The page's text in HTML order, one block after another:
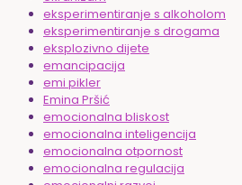
eksperimentiranje s alkoholom
eksperimentiranje s drogama
eksplozivno dijete
emancipacija
emi pikler
Emina Pršić
emocionalna bliskost
emocionalna inteligencija
emocionalna otpornost
emocionalna regulacija